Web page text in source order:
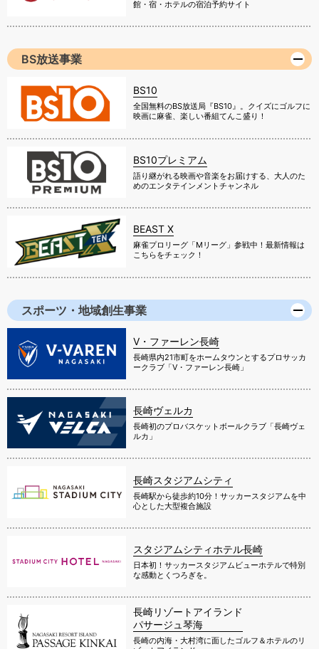
館・宿・ホテルの宿泊予約サイト
BS放送事業
BS10
全国無料のBS放送局『BS10』。クイズにゴルフに
映画に麻雀、楽しい番組てんこ盛り！
BS10プレミアム
語り継がれる映画や音楽をお届けする、大人のた
めのエンタテインメントチャンネル
BEAST X
麻雀プロリーグ「Mリーグ」参戦中！最新情報は
こちらをチェック！
スポーツ・地域創生事業
V・ファーレン長崎
長崎県内21市町をホームタウンとするプロサッカ
ークラブ「V・ファーレン長崎」
長崎ヴェルカ
長崎初のプロバスケットボールクラブ「長崎ヴェ
ルカ」
長崎スタジアムシティ
長崎駅から徒歩約10分！サッカースタジアムを中
心とした大型複合施設
スタジアムシティホテル長崎
日本初！サッカースタジアムビューホテルで特別
な感動とくつろぎを。
長崎リゾートアイランド
パサージュ琴海
長崎の内海・大村湾に面したゴルフ＆ホテルのリ